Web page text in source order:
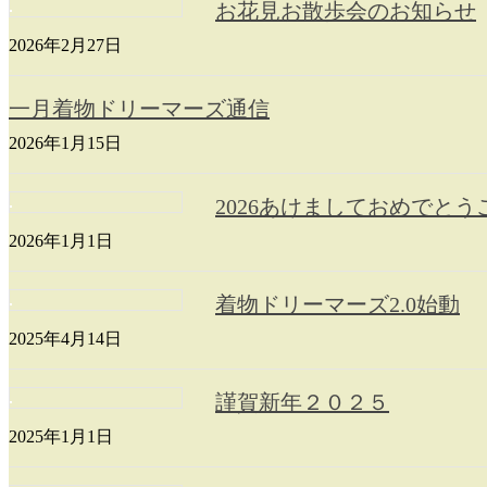
お花見お散歩会のお知らせ
2026年2月27日
一月着物ドリーマーズ通信
2026年1月15日
2026あけましておめでとう
2026年1月1日
着物ドリーマーズ2.0始動
2025年4月14日
謹賀新年２０２５
2025年1月1日